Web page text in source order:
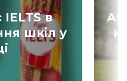
в
шкіл у